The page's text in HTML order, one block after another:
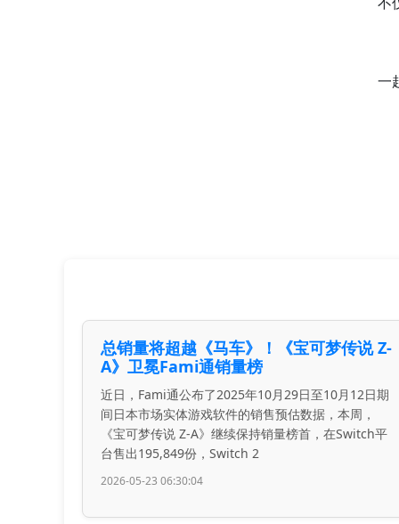
一
总销量将超越《马车》！《宝可梦传说 Z-
A》卫冕Fami通销量榜
近日，Fami通公布了2025年10月29日至10月12日期
间日本市场实体游戏软件的销售预估数据，本周，
《宝可梦传说 Z-A》继续保持销量榜首，在Switch平
台售出195,849份，Switch 2
2026-05-23 06:30:04